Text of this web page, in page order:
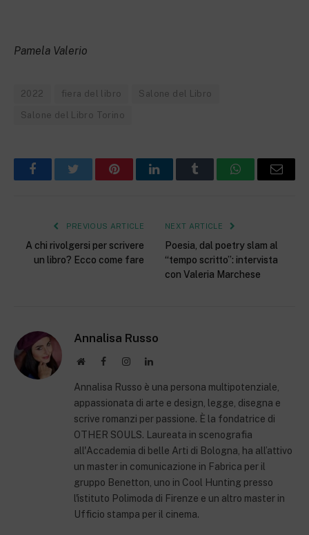
Pamela Valerio
2022 fiera del libro Salone del Libro
Salone del Libro Torino
FacebookTwitter PinterestLinkedInTumblr WhatsAppEmail
PREVIOUS ARTICLE
A chi rivolgersi per scrivere
un libro? Ecco come fare
NEXT ARTICLE
Poesia, dal poetry slam al
“tempo scritto”: intervista
con Valeria Marchese
Annalisa Russo
WebsiteFacebookInstagramLinkedIn
Annalisa Russo è una persona multipotenziale,
appassionata di arte e design, legge, disegna e
scrive romanzi per passione. È la fondatrice di
OTHER SOULS. Laureata in scenografia
all'Accademia di belle Arti di Bologna, ha all’attivo
un master in comunicazione in Fabrica per il
gruppo Benetton, uno in Cool Hunting presso
l'istituto Polimoda di Firenze e un altro master in
Ufficio stampa per il cinema.